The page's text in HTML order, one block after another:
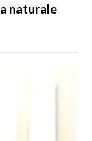
naturale